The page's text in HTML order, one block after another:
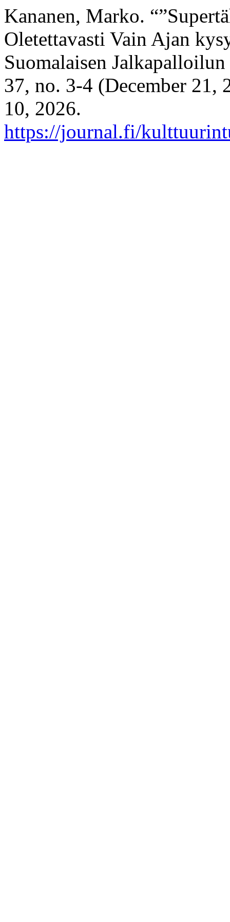
Kananen, Marko.
Oletettavasti Vain Ajan
Suomalaisen
37, no. 3-4 (December 21,
10, 2026.
https://journal.fi/